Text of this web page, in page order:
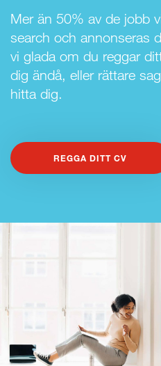
Mer än 50% av de jobb
search och annonseras
vi glada om du reggar
dig ändå, eller rättare
hitta dig.
REGGA DITT CV